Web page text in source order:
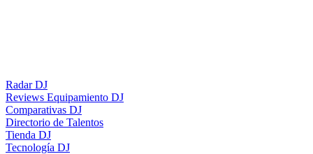
Radar DJ
Reviews Equipamiento DJ
Comparativas DJ
Directorio de Talentos
Tienda DJ
Tecnología DJ